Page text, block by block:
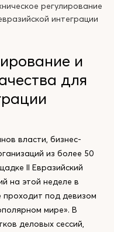
регулирование
интеграции
и
для
власти, бизнес-
из более 50
II Евразийский
на этой неделе в
проходит под девизом
мире». В
деловых сессий,